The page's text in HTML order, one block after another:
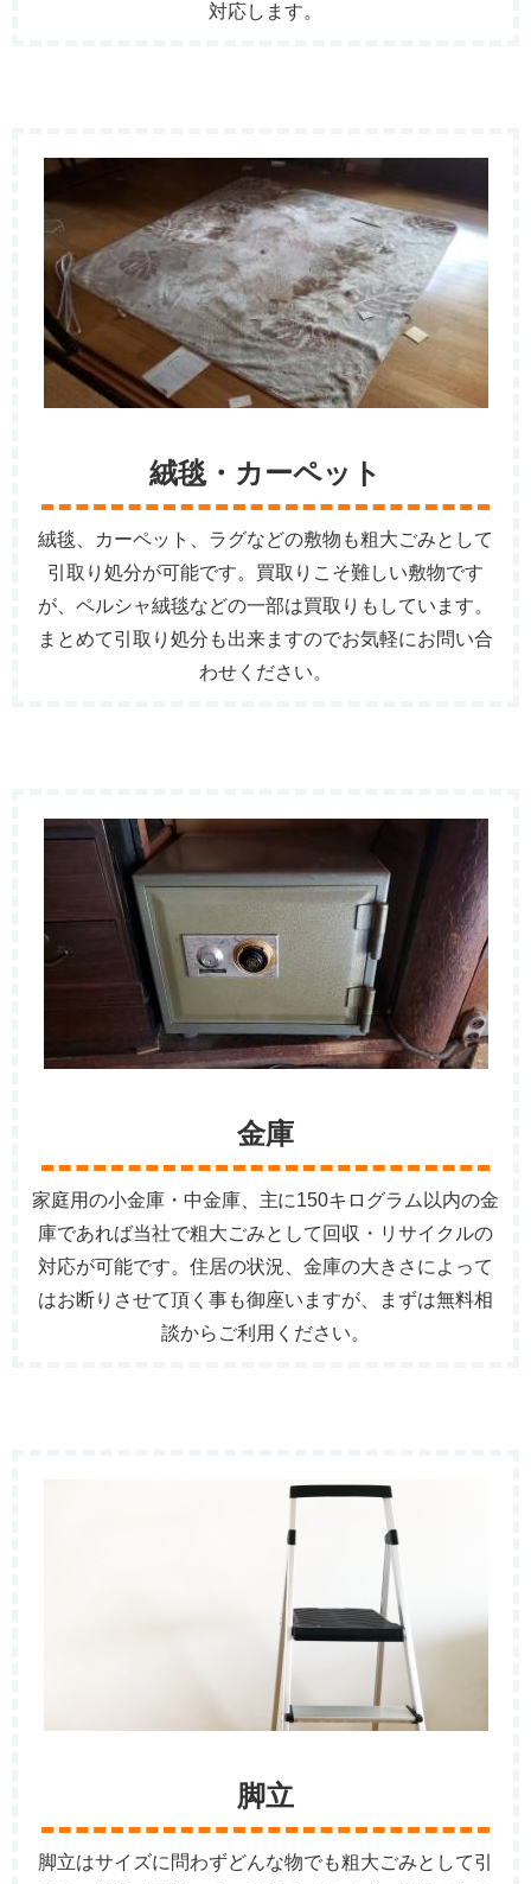
対応します。
絨毯・カーペット
絨毯、カーペット、ラグなどの敷物も粗大ごみとして
引取り処分が可能です。買取りこそ難しい敷物です
が、ペルシャ絨毯などの一部は買取りもしています。
まとめて引取り処分も出来ますのでお気軽にお問い合
わせください。
金庫
家庭用の小金庫・中金庫、主に150キログラム以内の金
庫であれば当社で粗大ごみとして回収・リサイクルの
対応が可能です。住居の状況、金庫の大きさによって
はお断りさせて頂く事も御座いますが、まずは無料相
談からご利用ください。
脚立
脚立はサイズに問わずどんな物でも粗大ごみとして引